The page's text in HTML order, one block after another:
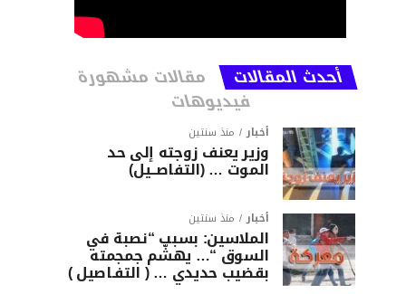
أحدث المقالات مقالات مشهورة
فيديوهات
أخبار منذ سنتين
وزير يعنف زوجته إلى حد
الموت … (التفاصــيل)
أخبار منذ سنتين
الملاسين: بسبب “نصبة في
السوق “… يهشّم جمجمته
بقضيب حديدي … ( التفـاصيل )